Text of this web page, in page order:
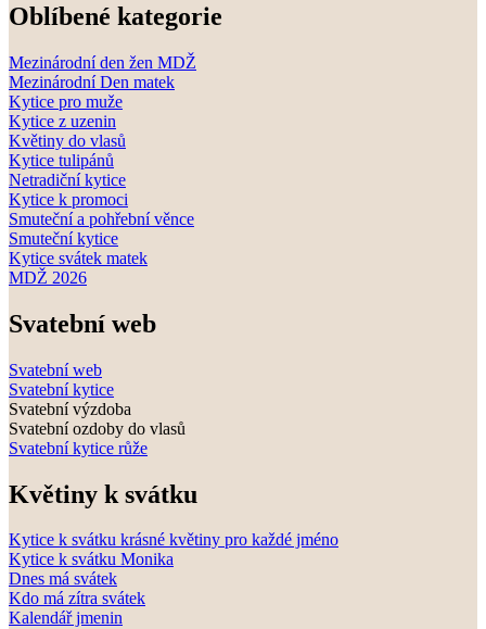
Oblíbené kategorie
Mezinárodní den žen MDŽ
Mezinárodní Den matek
Kytice pro muže
Kytice z uzenin
Květiny do vlasů
Kytice tulipánů
Netradiční kytice
Kytice k promoci
Smuteční a pohřební věnce
Smuteční kytice
Kytice svátek matek
MDŽ 2026
Svatební web
Svatební web
Svatební kytice
Svatební výzdoba
Svatební ozdoby do vlasů
Svatební kytice růže
Květiny k svátku
Kytice k svátku krásné květiny pro každé jméno
Kytice k svátku Monika
Dnes má svátek
Kdo má zítra svátek
Kalendář jmenin